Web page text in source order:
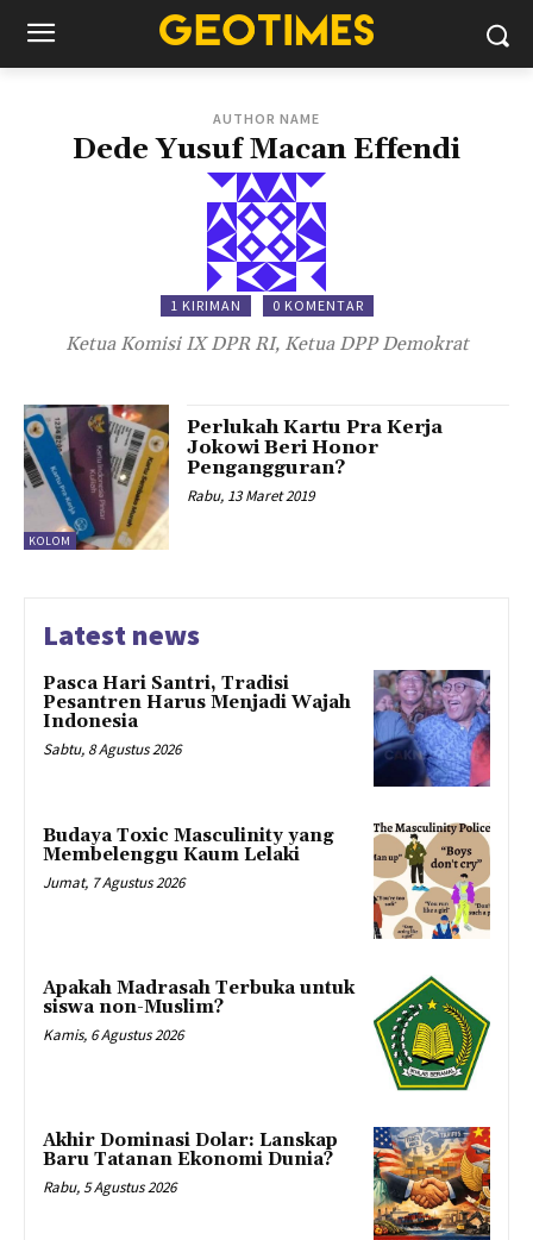
AUTHOR NAME
Dede Yusuf Macan Effendi
1 KIRIMAN 0 KOMENTAR
Ketua Komisi IX DPR RI, Ketua DPP Demokrat
KOLOM
Perlukah Kartu Pra Kerja
Jokowi Beri Honor
Pengangguran?
Rabu, 13 Maret 2019
Latest news
Pasca Hari Santri, Tradisi
Pesantren Harus Menjadi Wajah
Indonesia
Sabtu, 8 Agustus 2026
Budaya Toxic Masculinity yang
Membelenggu Kaum Lelaki
Jumat, 7 Agustus 2026
Apakah Madrasah Terbuka untuk
siswa non-Muslim?
Kamis, 6 Agustus 2026
Akhir Dominasi Dolar: Lanskap
Baru Tatanan Ekonomi Dunia?
Rabu, 5 Agustus 2026